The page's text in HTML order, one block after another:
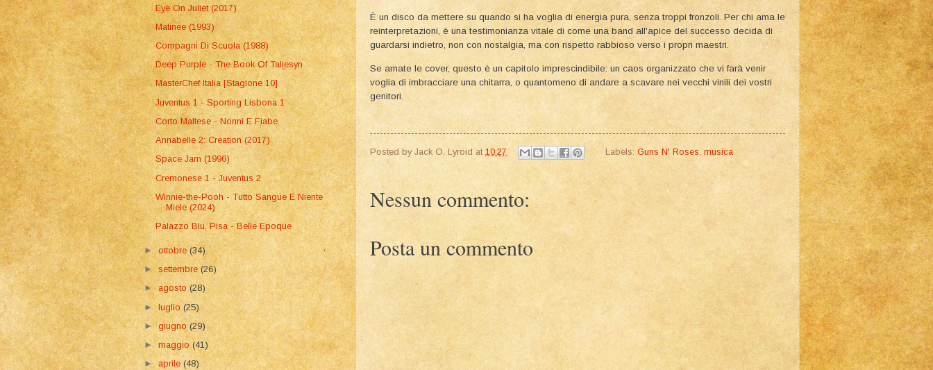
​È un disco da mettere su quando si ha voglia di energia pura, senza troppi fronzoli. Per chi ama le
reinterpretazioni, è una testimonianza vitale di come una band all'apice del successo decida di
guardarsi indietro, non con nostalgia, ma con rispetto rabbioso verso i propri maestri.
​Se amate le cover, questo è un capitolo imprescindibile: un caos organizzato che vi farà venir
voglia di imbracciare una chitarra, o quantomeno di andare a scavare nei vecchi vinili dei vostri
genitori.
Posted byJack O. Lyroid at 10:27 Labels: Guns N' Roses musica
Nessun commento:
Posta un commento
Eye On Juliet (2017)
Matinee (1993)
Compagni Di Scuola (1988)
Deep Purple - The Book Of Taliesyn
MasterChef Italia [Stagione 10]
Juventus 1 - Sporting Lisbona 1
Corto Maltese - Nonni E Fiabe
Annabelle 2: Creation (2017)
Space Jam (1996)
Cremonese 1 - Juventus 2
Winnie-the-Pooh - Tutto Sangue E Niente
Miele (2024)
Palazzo Blu, Pisa - Belle Epoque
►ottobre(34)
►settembre (26)
► agosto(28)
►luglio(25)
►giugno(29)
►maggio(41)
►aprile(48)